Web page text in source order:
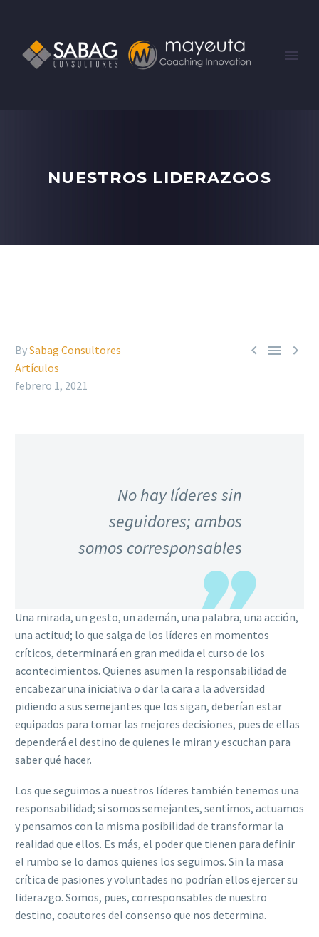
NUESTROS LIDERAZGOS
  
BySabag Consultores
Artículos
febrero 1, 2021
No hay líderes sin
seguidores; ambos
somos corresponsables
Una mirada, un gesto, un ademán, una palabra, una acción,
una actitud; lo que salga de los líderes en momentos
críticos, determinará en gran medida el curso de los
acontecimientos. Quienes asumen la responsabilidad de
encabezar una iniciativa o dar la cara a la adversidad
pidiendo a sus semejantes que los sigan, deberían estar
equipados para tomar las mejores decisiones, pues de ellas
dependerá el destino de quienes le miran y escuchan para
saber qué hacer.
Los que seguimos a nuestros líderes también tenemos una
responsabilidad; si somos semejantes, sentimos, actuamos
y pensamos con la misma posibilidad de transformar la
realidad que ellos. Es más, el poder que tienen para definir
el rumbo se lo damos quienes los seguimos. Sin la masa
crítica de pasiones y voluntades no podrían ellos ejercer su
liderazgo. Somos, pues, corresponsables de nuestro
destino, coautores del consenso que nos determina.